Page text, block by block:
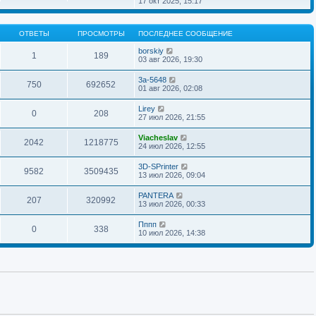
н
и
ю
б
щ
е
н
и
ю
н
е
м
у
о
е
н
ю
о
л
е
д
н
е
у
с
о
о
щ
е
н
и
р
й
т
и
п
л
е
д
е
м
с
щ
е
и
ОТВЕТЫ ПРОСМОТРЫ ПОСЛЕДНЕЕ СООБЩЕНИЕ
1 189
borskiy
03 авг 2026, 19:30
750 692652
3a-5648
01 авг 2026, 02:08
0 208
Lirey
27 июл 2026, 21:55
2042 1218775
Viacheslav
24 июл 2026, 12:55
9582 3509435
3D-SPrinter
13 июл 2026, 09:04
207 320992
PANTERA
13 июл 2026, 00:33
0 338
Пппп
10 июл 2026, 14:38